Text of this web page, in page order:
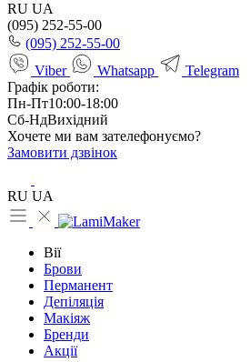
RU UA
(095) 252-55-00
(095) 252-55-00
Viber
Whatsapp
Telegram
Графік роботи:
Пн-Пт10:00-18:00
Сб-НдВихідний
Хочете ми вам зателефонуємо?
Замовити дзвінок
RU UA
Вії
Брови
Перманент
Депіляція
Макіяж
Бренди
Акції